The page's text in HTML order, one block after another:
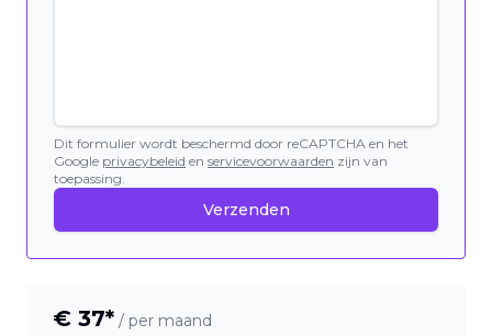
Dit formulier wordt beschermd door reCAPTCHA en het
Google privacybeleid en servicevoorwaarden zijn van
toepassing.
Verzenden
€ 37* / per maand